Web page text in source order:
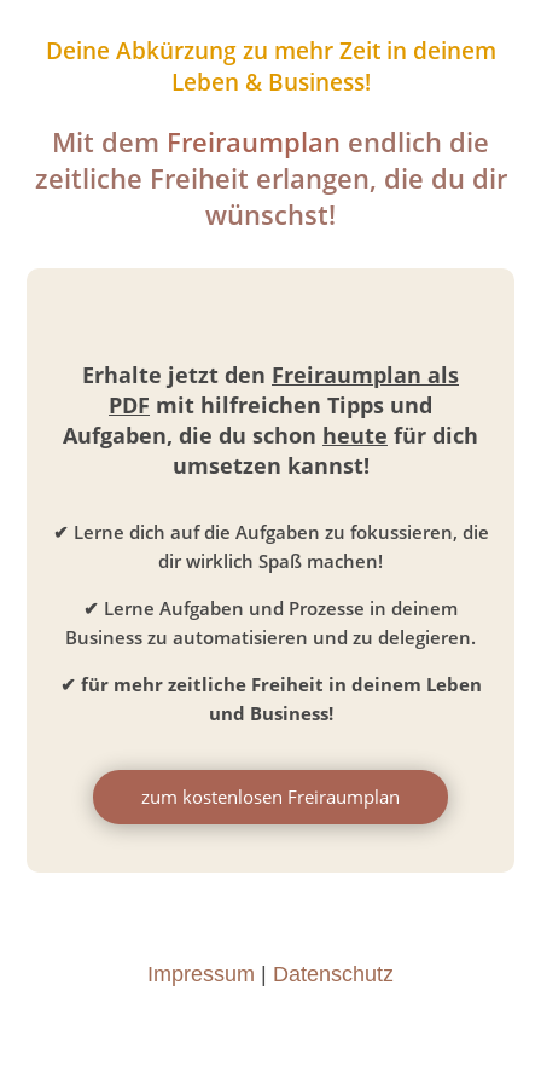
Deine Abkürzung zu mehr Zeit in deinem
Leben & Business!
Mit dem Freiraumplan endlich die
zeitliche Freiheit erlangen, die du dir
wünschst!
Erhalte jetzt den Freiraumplan als
PDF mit hilfreichen Tipps und
Aufgaben, die du schon heute für dich
umsetzen kannst!
✔ Lerne dich auf die Aufgaben zu fokussieren, die
dir wirklich Spaß machen!
✔ Lerne Aufgaben und Prozesse in deinem
Business zu automatisieren und zu delegieren.
✔ für mehr zeitliche Freiheit in deinem Leben
und Business!
zum kostenlosen Freiraumplan
Impressum Datenschutz